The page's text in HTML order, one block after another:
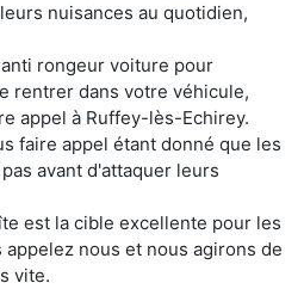
nuisances au quotidien,
rongeur voiture pour
rentrer dans votre véhicule,
appel à Ruffey-lès-Echirey.
faire appel étant donné que les
avant d'attaquer leurs
est la cible excellente pour les
nous et nous agirons de
vite.